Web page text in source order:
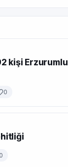
kişi Erzurumlu
0
0